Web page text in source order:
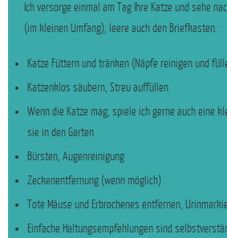
Ich versorge einmal am Tag Ihre Katze und sehe
(im kleinen Umfang), leere auch den Briefkasten.
Katze Füttern und tränken (Näpfe reinigen und
Katzenklos säubern, Streu auffüllen
Wenn die Katze mag, spiele ich gerne auch eine
sie in den Garten
Bürsten, Augenreinigung
Zeckenentfernung (wenn möglich)
Tote Mäuse und Erbrochenes entfernen,
Einfache Haltungsempfehlungen sind